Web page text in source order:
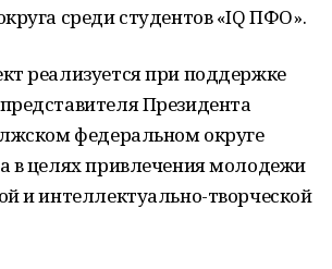
среди студентов «IQ ПФО».
реализуется при поддержке
Президента
федеральном округе
в целях привлечения молодежи
и интеллектуально-творческой